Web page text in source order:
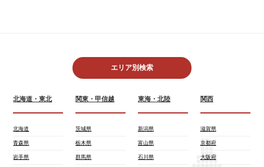
エリア別検索
北海道・東北
北海道
青森県
岩手県
関東・甲信越
茨城県
栃木県
群馬県
東海・北陸
新潟県
富山県
石川県
関西
滋賀県
京都府
大阪府